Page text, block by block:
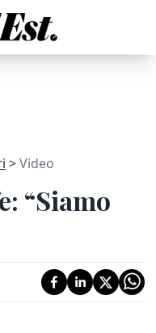
Video
“Siamo